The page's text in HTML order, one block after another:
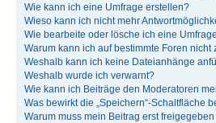
Wie kann ich eine Umfrage erstellen?
Wieso kann ich nicht mehr
Wie bearbeite oder lösche ich eine
Warum kann ich auf bestimmte Foren nicht
Weshalb kann ich keine Dateianhänge
Weshalb wurde ich verwarnt?
Wie kann ich Beiträge den Moderatoren
Was bewirkt die „Speichern“-Schaltfläche
Warum muss mein Beitrag erst